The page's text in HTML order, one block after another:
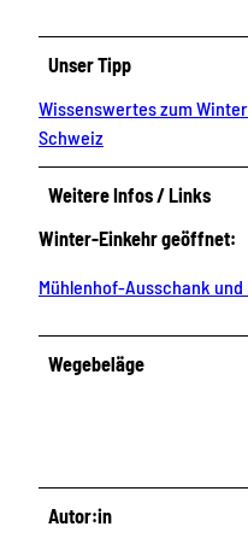
Unser Tipp
Wissenswertes zum
Schweiz
Weitere Infos / Links
Winter-Einkehr geöffnet:
Mühlenhof-Ausschank und
Wegebeläge
Autor:in